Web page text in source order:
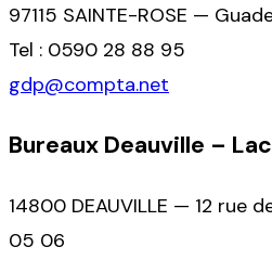
97115 SAINTE-ROSE —
Tel : 0590 28 88 95
gdp@compta.net
Bureaux Deauville –
14800 DEAUVILLE — 12 rue
05 06